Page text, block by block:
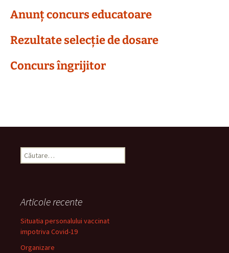
Anunț concurs educatoare
Rezultate selecție de dosare
Concurs îngrijitor
Caută
după:
Articole recente
Situatia personalului vaccinat
impotriva Covid-19
Organizare